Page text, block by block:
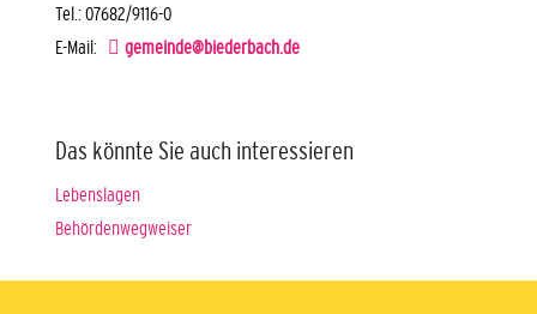
Tel.: 07682/9116-0
E-Mail:
gemeinde@biederbach.de
Das könnte Sie auch interessieren
Lebenslagen
Behördenwegweiser